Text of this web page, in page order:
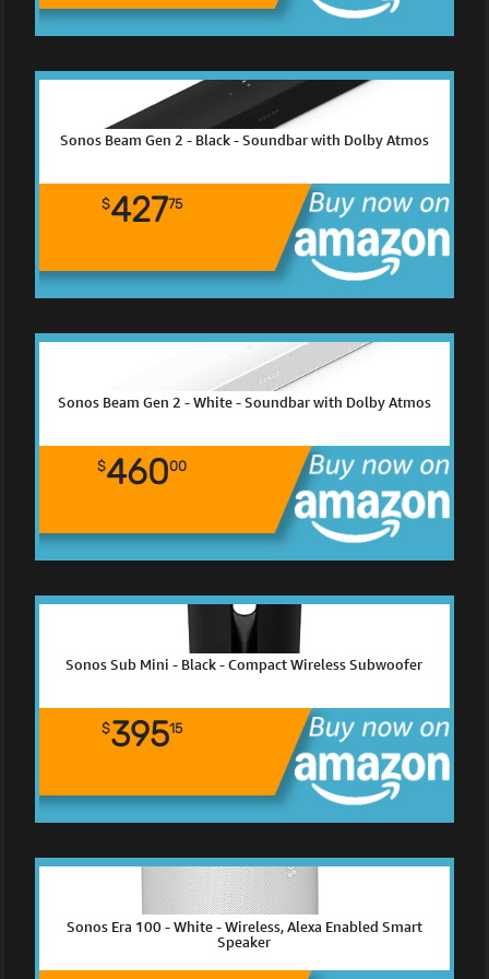
Sonos Beam Gen 2 - Black - Soundbar with Dolby Atmos
$42775
Sonos Beam Gen 2 - White - Soundbar with Dolby Atmos
$46000
Sonos Sub Mini - Black - Compact Wireless Subwoofer
$39515
Sonos Era 100 - White - Wireless, Alexa Enabled Smart
Speaker